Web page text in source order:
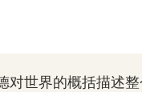
对世界的概括描述